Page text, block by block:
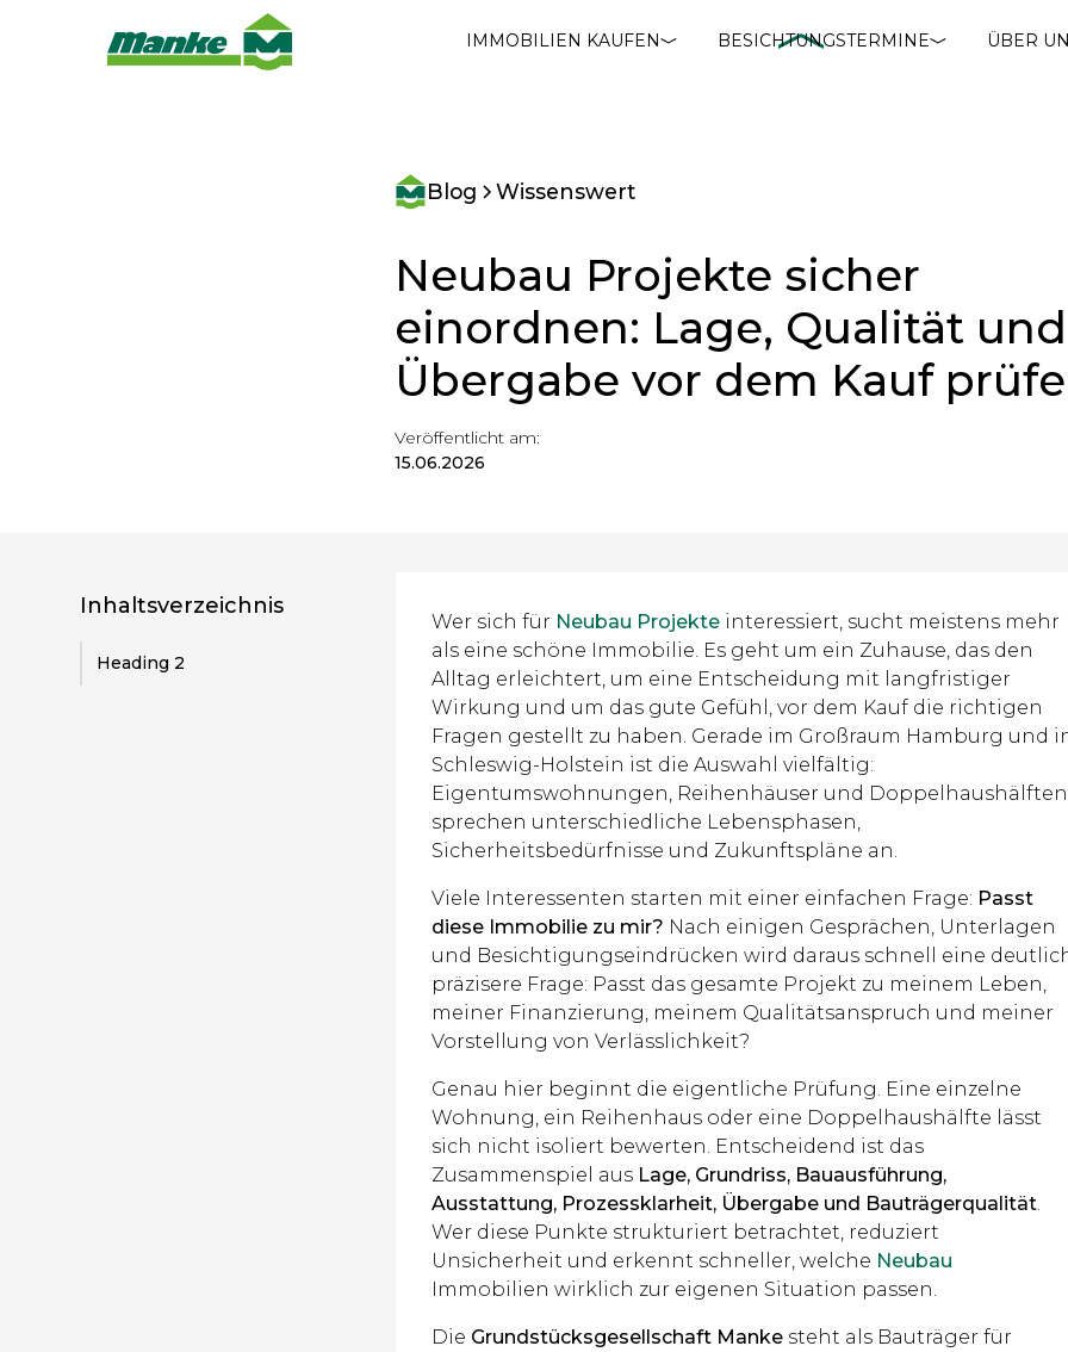
IMMOBILIEN KAUFEN BESICHTUNGSTERMINE ÜBER
Blog Wissenswert
Neubau Projekte sicher
einordnen: Lage, Qualität und
Übergabe vor dem Kauf
Veröffentlicht am:
15.06.2026
Inhaltsverzeichnis
Heading 2
Wer sich für Neubau Projekte interessiert, sucht meistens mehr
als eine schöne Immobilie. Es geht um ein Zuhause, das den
Alltag erleichtert, um eine Entscheidung mit langfristiger
Wirkung und um das gute Gefühl, vor dem Kauf die richtigen
Fragen gestellt zu haben. Gerade im Großraum Hamburg und
Schleswig-Holstein ist die Auswahl vielfältig:
Eigentumswohnungen, Reihenhäuser und Doppelhaushälften
sprechen unterschiedliche Lebensphasen,
Sicherheitsbedürfnisse und Zukunftspläne an.
Viele Interessenten starten mit einer einfachen Frage: Passt
diese Immobilie zu mir? Nach einigen Gesprächen, Unterlagen
und Besichtigungseindrücken wird daraus schnell eine
präzisere Frage: Passt das gesamte Projekt zu meinem Leben,
meiner Finanzierung, meinem Qualitätsanspruch und meiner
Vorstellung von Verlässlichkeit?
Genau hier beginnt die eigentliche Prüfung. Eine einzelne
Wohnung, ein Reihenhaus oder eine Doppelhaushälfte lässt
sich nicht isoliert bewerten. Entscheidend ist das
Zusammenspiel aus Lage, Grundriss, Bauausführung,
Ausstattung, Prozessklarheit, Übergabe und Bauträgerqualität
Wer diese Punkte strukturiert betrachtet, reduziert
Unsicherheit und erkennt schneller, welche Neubau
Immobilien wirklich zur eigenen Situation passen.
Die Grundstücksgesellschaft Manke steht als Bauträger für